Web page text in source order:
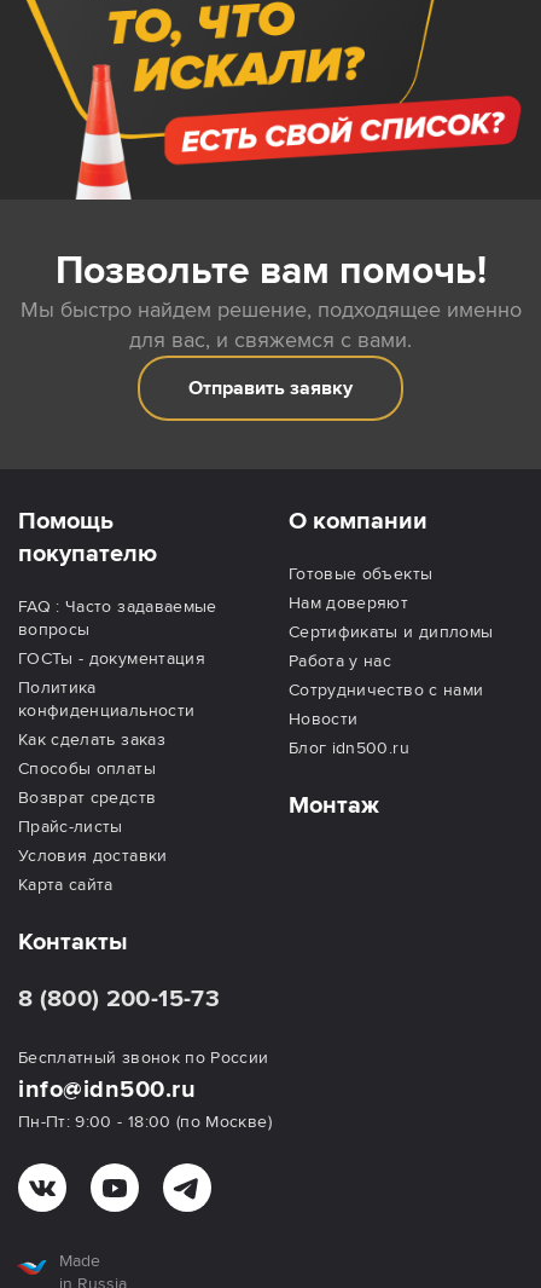
Позвольте вам помочь!
Мы быстро найдем решение, подходящее именно
для вас, и свяжемся с вами.
Отправить заявку
Помощь
покупателю
FAQ : Часто задаваемые
вопросы
ГОСТы - документация
Политика
конфиденциальности
Как сделать заказ
Способы оплаты
Возврат средств
Прайс-листы
Условия доставки
Карта сайта
О компании
Готовые объекты
Нам доверяют
Сертификаты и дипломы
Работа у нас
Сотрудничество с нами
Новости
Блог idn500.ru
Монтаж
Контакты
8 (800) 200-15-73
Бесплатный звонок по России
info@idn500.ru
Пн-Пт: 9:00 - 18:00 (по Москве)
Made